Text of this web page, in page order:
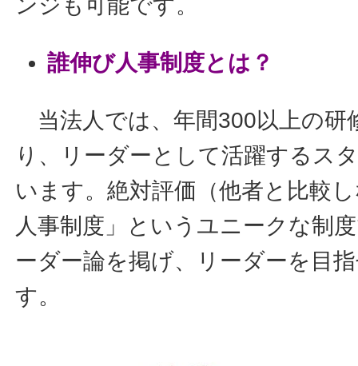
ンジも可能です。
誰伸び人事制度とは？
当法人では、年間300以上の研
り、リーダーとして活躍するス
います。絶対評価（他者と比較
人事制度」というユニークな制
ーダー論を掲げ、リーダーを目
す。